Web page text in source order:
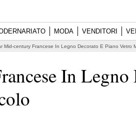
MODA VENDITORI
Mid-century Francese In Legno Decorato E Piano Vetro
In Legno